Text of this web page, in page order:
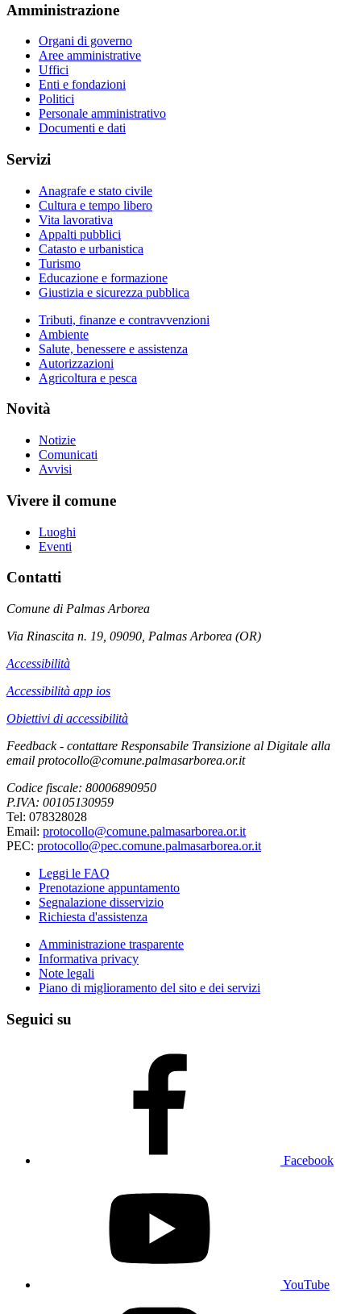
Amministrazione
Organi di governo
Aree amministrative
Uffici
Enti e fondazioni
Politici
Personale amministrativo
Documenti e dati
Servizi
Anagrafe e stato civile
Cultura e tempo libero
Vita lavorativa
Appalti pubblici
Catasto e urbanistica
Turismo
Educazione e formazione
Giustizia e sicurezza pubblica
Tributi, finanze e contravvenzioni
Ambiente
Salute, benessere e assistenza
Autorizzazioni
Agricoltura e pesca
Novità
Notizie
Comunicati
Avvisi
Vivere il comune
Luoghi
Eventi
Contatti
Comune di Palmas Arborea
Via Rinascita n. 19, 09090, Palmas Arborea (OR)
Accessibilità
Accessibilità app ios
Obiettivi di accessibilità
Feedback - contattare Responsabile Transizione al Digitale alla
email protocollo@comune.palmasarborea.or.it
Codice fiscale: 80006890950
P.IVA: 00105130959
Tel: 078328028
Email: protocollo@comune.palmasarborea.or.it
PEC: protocollo@pec.comune.palmasarborea.or.it
Leggi le FAQ
Prenotazione appuntamento
Segnalazione disservizio
Richiesta d'assistenza
Amministrazione trasparente
Informativa privacy
Note legali
Piano di miglioramento del sito e dei servizi
Seguici su
Facebook
YouTube